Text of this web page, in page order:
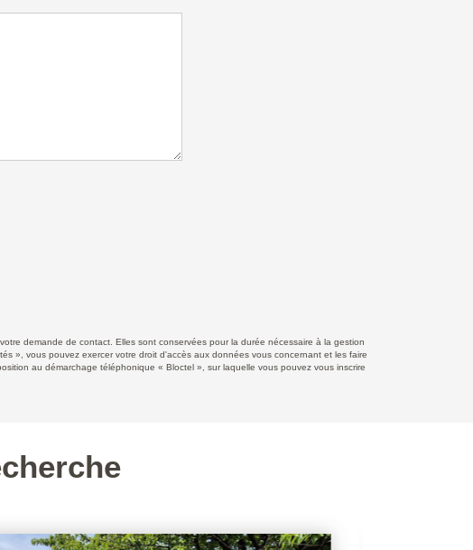
demande de contact. Elles sont conservées pour la durée nécessaire à la gestion
», vous pouvez exercer votre droit d'accès aux données vous concernant et les faire
au démarchage téléphonique « Bloctel », sur laquelle vous pouvez vous inscrire